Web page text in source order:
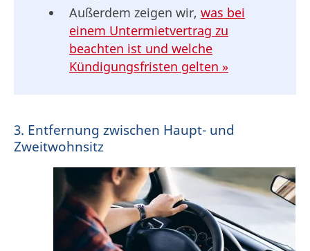
Außerdem zeigen wir, was bei
einem Untermietvertrag zu
beachten ist und welche
Kündigungsfristen gelten »
3. Entfernung zwischen Haupt- und
Zweitwohnsitz